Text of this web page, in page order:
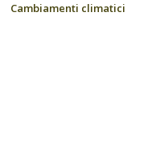
Cambiamenti climatici